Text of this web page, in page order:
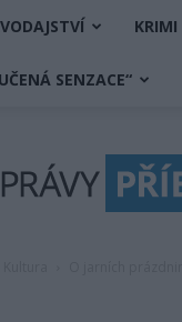
KRIMI
SENZACE“
Příbram